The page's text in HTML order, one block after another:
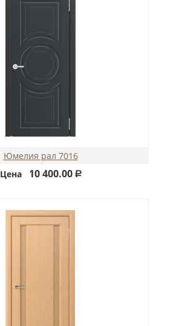
Юмелия рал 7016
Цена
10 400.00 Р